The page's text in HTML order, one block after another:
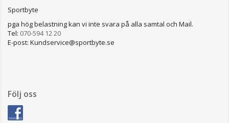
Sportbyte
pga hög belastning kan vi inte svara på alla samtal och Mail.
Tel: 070-594 12 20
E-post: Kundservice@sportbyte.se
Följ oss